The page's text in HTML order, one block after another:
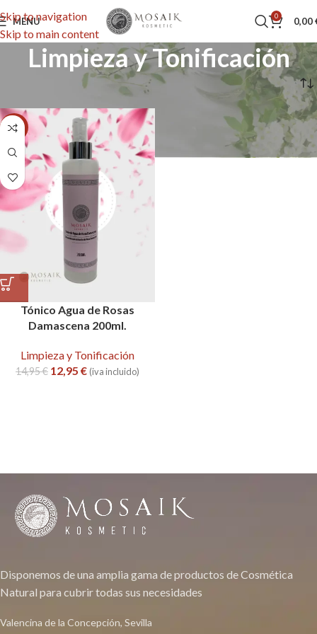
Skip to navigation
Skip to main content
MENU 0 0,00
Limpieza y Tonificación
Limpieza y Tonificación
-13%
Tónico Agua de Rosas
Damascena 200ml.
Limpieza y Tonificación
14,95€ 12,95 € (iva incluido)
Disponemos de una amplia gama de productos de Cosmética
Natural para cubrir todas sus necesidades
Valencina de la Concepción, Sevilla